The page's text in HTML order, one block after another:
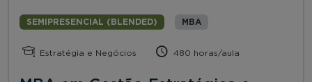
SEMIPRESENCIAL (BLENDED) MBA
Estratégia e Negócios 480 horas/aula